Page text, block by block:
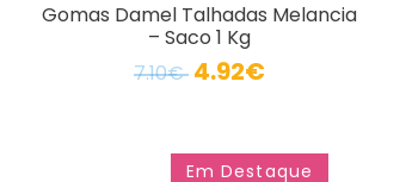
Gomas Damel Talhadas Melancia
– Saco 1 Kg
7.10€ 4.92€
Em Destaque